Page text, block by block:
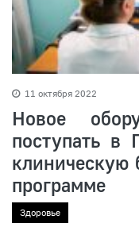
11 октября 2022
Новое
поступать в
клиническую
программе
Здоровье